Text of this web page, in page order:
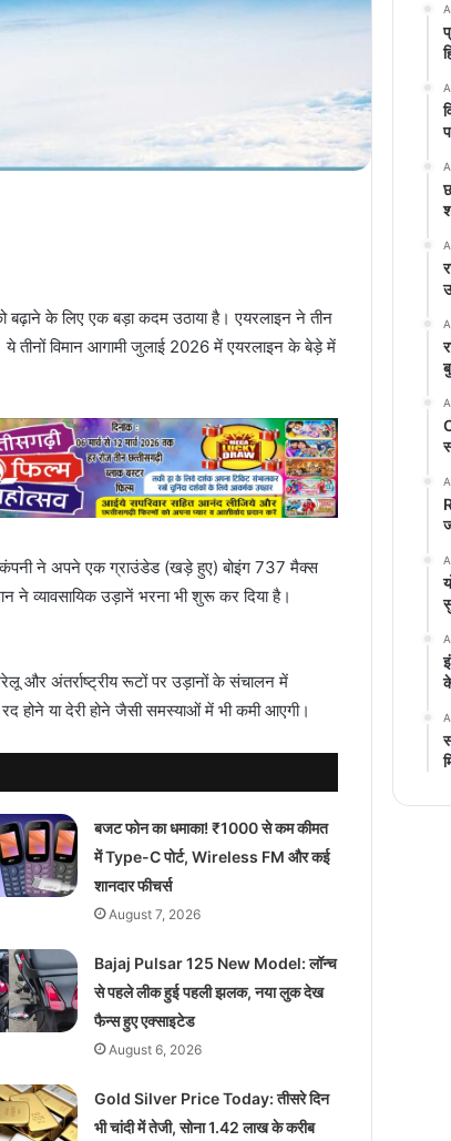
के लिए एक बड़ा कदम उठाया है। एयरलाइन ने तीन
तीनों विमान आगामी जुलाई 2026 में एयरलाइन के बेड़े में
ने अपने एक ग्राउंडेड (खड़े हुए) बोइंग 737 मैक्स
ने व्यावसायिक उड़ानें भरना भी शुरू कर दिया है।
और अंतर्राष्ट्रीय रूटों पर उड़ानों के संचालन में
होने या देरी होने जैसी समस्याओं में भी कमी आएगी।
बजट फोन का धमाका! ₹1000 से कम कीमत
में Type-C पोर्ट, Wireless FM और कई
शानदार फीचर्स
August 7, 2026
Bajaj Pulsar 125 New Model: लॉन्च
से पहले लीक हुई पहली झलक, नया लुक देख
फैन्स हुए एक्साइटेड
August 6, 2026
Gold Silver Price Today: तीसरे दिन
भी चांदी में तेजी, सोना 1.42 लाख के करीब